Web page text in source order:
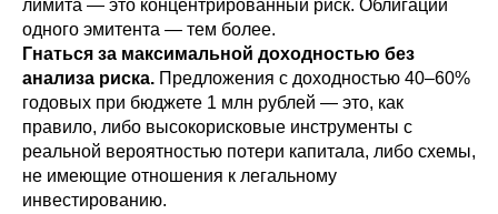
лимита — это концентрированный риск. Облигации
одного эмитента — тем более.
Гнаться за максимальной доходностью без
анализа риска. Предложения с доходностью 40–60%
годовых при бюджете 1 млн рублей — это, как
правило, либо высокорисковые инструменты с
реальной вероятностью потери капитала, либо схемы,
не имеющие отношения к легальному
инвестированию.